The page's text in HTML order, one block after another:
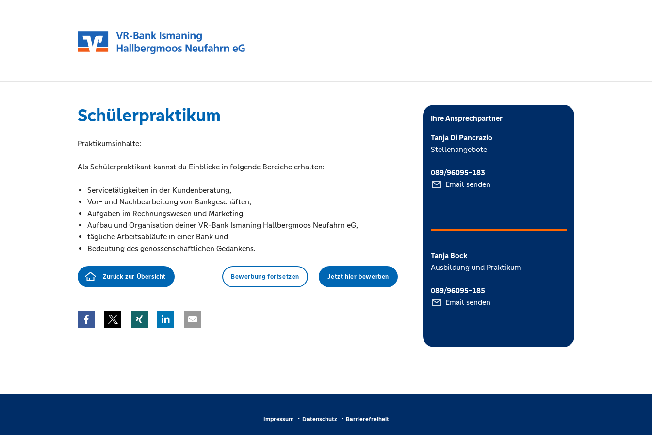
Ihre Ansprechpartner
Tanja Di Pancrazio
Stellenangebote
089/96095-183
Email senden
Tanja Bock
Ausbildung und Praktikum
089/96095-185
Email senden
Schülerpraktikum
Praktikumsinhalte:
Als Schülerpraktikant kannst du Einblicke in folgende Bereiche erhalten:
Servicetätigkeiten in der Kundenberatung,
Vor- und Nachbearbeitung von Bankgeschäften,
Aufgaben im Rechnungswesen und Marketing,
Aufbau und Organisation deiner VR-Bank Ismaning Hallbergmoos Neufahrn eG,
tägliche Arbeitsabläufe in einer Bank und
Bedeutung des genossenschaftlichen Gedankens.
Jetzt hier bewerben
Bewerbung fortsetzen
Zurück zur Übersicht
Impressum Datenschutz Barrierefreiheit